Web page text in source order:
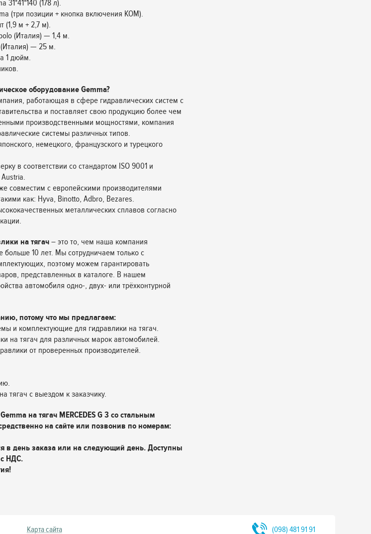
31*41*140 (178 л).
(три позиции + кнопка включения КОМ).
(1,9 м + 2,7 м).
(Италия) — 1,4 м.
(Италия) — 25 м.
1 дюйм.
оборудование Gemma?
работающая в сфере гидравлических систем с
и поставляет свою продукцию более чем
производственными мощностями, компания
системы различных типов.
немецкого, французского и турецкого
в соответствии со стандартом ISO 9001 и
совместим с европейскими производителями
как: Hyva, Binotto, Adbro, Bezares.
металлических сплавов согласно
на тягач– это то, чем наша компания
10 лет. Мы сотрудничаем только с
поэтому можем гарантировать
представленных в каталоге. В нашем
автомобиля одно-, двух- или трёхконтурной
потому что мы предлагаем:
и комплектующие для гидравлики на тягач.
на тягач для различных марок автомобилей.
от проверенных производителей.
тягач с выездом к заказчику.
на тягач MERCEDES G 3 со стальным
на сайте или позвонив по номерам:
в день заказа или на следующий день. Доступны
НДС.
Карта сайта (098) 481 91 91